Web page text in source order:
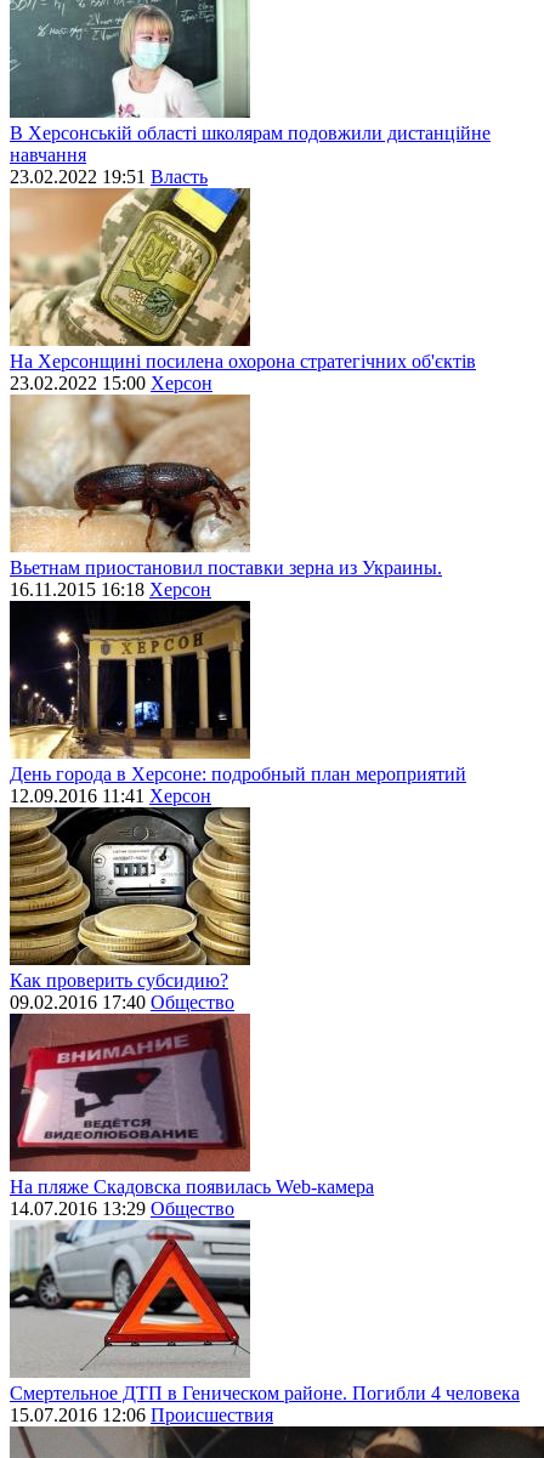
В Херсонській області школярам подовжили дистанційне
навчання
23.02.2022 19:51 Власть
На Херсонщині посилена охорона стратегічних об'єктів
23.02.2022 15:00 Херсон
Вьетнам приостановил поставки зерна из Украины.
16.11.2015 16:18 Херсон
День города в Херсоне: подробный план мероприятий
12.09.2016 11:41 Херсон
Как проверить субсидию?
09.02.2016 17:40 Общество
На пляже Скадовска появилась Web-камера
14.07.2016 13:29 Общество
Смертельное ДТП в Геническом районе. Погибли 4 человека
15.07.2016 12:06 Происшествия